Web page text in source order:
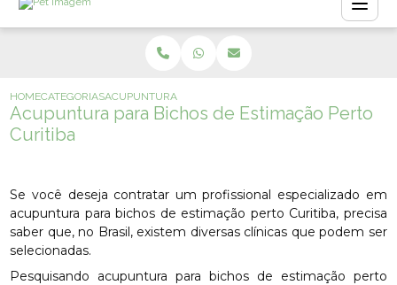
HOMECATEGORIASACUPUNTURA PARA BICHOS DE ESTIMAÇÃO PERTO
Acupuntura para Bichos de Estimação Perto
Curitiba
Se você deseja contratar um profissional especializado em
acupuntura para bichos de estimação perto Curitiba, precisa
saber que, no Brasil, existem diversas clínicas que podem ser
selecionadas.
Pesquisando acupuntura para bichos de estimação perto